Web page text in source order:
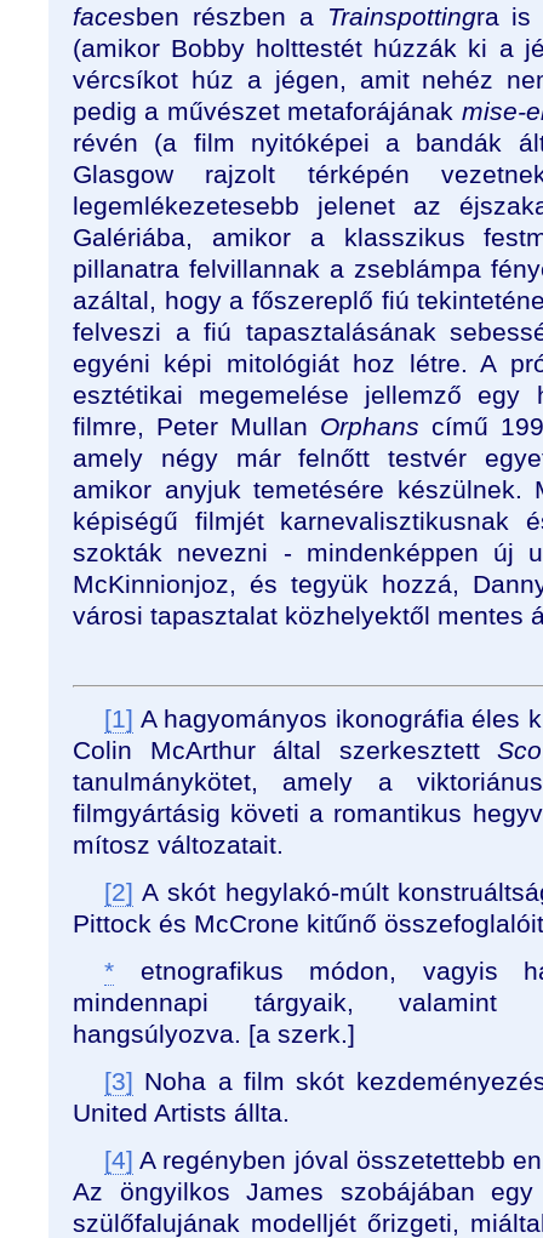
facesben részben a Trainspottingra is
(amikor Bobby holttestét húzzák ki a
vércsíkot húz a jégen, amit nehéz
pedig a művészet metaforájának mise-
révén (a film nyitóképei a bandák
Glasgow rajzolt térképén
legemlékezetesebb jelenet az
Galériába, amikor a klasszikus
pillanatra felvillannak a zseblámpa
azáltal, hogy a főszereplő fiú
felveszi a fiú tapasztalásának
egyéni képi mitológiát hoz létre. A
esztétikai megemelése jellemző egy
filmre, Peter Mullan Orphans című
amely négy már felnőtt testvér
amikor anyjuk temetésére készülnek.
képiségű filmjét karnevalisztikusnak
szokták nevezni - mindenképpen új
McKinnionjoz, és tegyük hozzá,
városi tapasztalat közhelyektől mentes
[1] A hagyományos ikonográfia éles
Colin McArthur által szerkesztett
tanulmánykötet, amely a
filmgyártásig követi a romantikus
mítosz változatait.
[2] A skót hegylakó-múlt
Pittock és McCrone kitűnő
* etnografikus módon, vagyis
mindennapi tárgyaik, valamint
hangsúlyozva. [a szerk.]
[3] Noha a film skót
United Artists állta.
[4] A regényben jóval összetettebb
Az öngyilkos James szobájában egy
szülőfalujának modelljét őrizgeti,